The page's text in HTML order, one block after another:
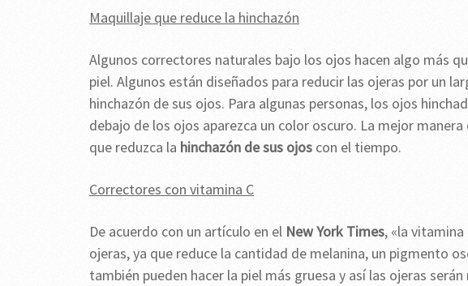
Maquillaje que reduce la hinchazón
Algunos correctores naturales bajo los ojos hacen algo más
piel. Algunos están diseñados para reducir las ojeras por un
hinchazón de sus ojos. Para algunas personas, los ojos
debajo de los ojos aparezca un color oscuro. La mejor
que reduzca la hinchazón de sus ojos con el tiempo.
Correctores con vitamina C
De acuerdo con un artículo en el New York Times, «la vitamina
ojeras, ya que reduce la cantidad de melanina, un pigmento
también pueden hacer la piel más gruesa y así las ojeras serán